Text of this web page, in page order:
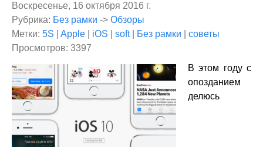
Воскресенье, 16 октября 2016 г.
Рубрика: Без рамки -> Обзоры
Метки: 5S Apple iOS soft| Без рамки
советы
Просмотров: 3397
В этом году с
опозданием
делюсь